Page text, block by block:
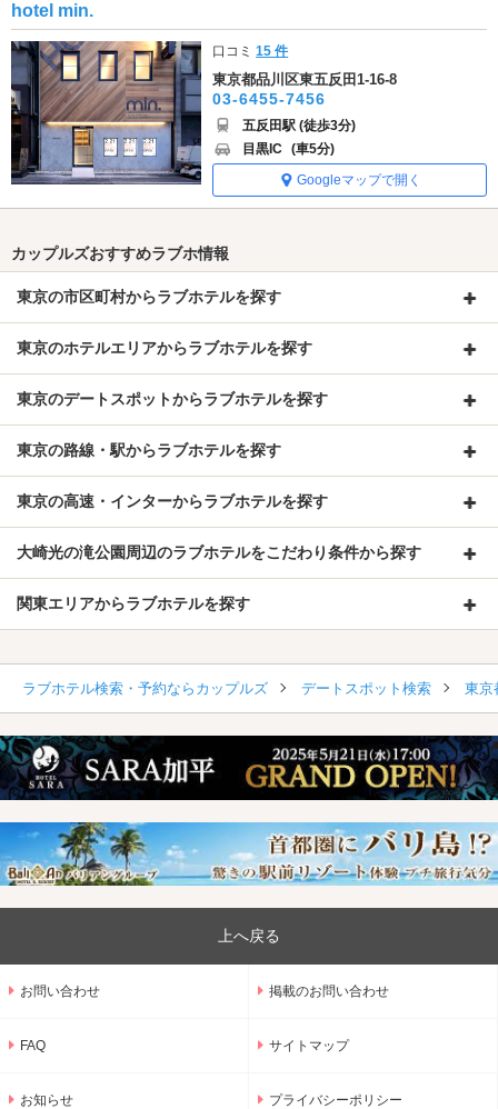
hotel min.
口コミ15 件
東京都品川区東五反田1-16-8
03-6455-7456
五反田駅 (徒歩3分)
目黒IC (車5分)
Googleマップで開く
カップルズおすすめラブホ情報
東京の市区町村からラブホテルを探す
東京のホテルエリアからラブホテルを探す
東京のデートスポットからラブホテルを探す
東京の路線・駅からラブホテルを探す
東京の高速・インターからラブホテルを探す
大崎光の滝公園周辺のラブホテルをこだわり条件から探す
関東エリアからラブホテルを探す
ラブホテル検索・予約ならカップルズ デートスポット検索 東京
上へ戻る
お問い合わせ 掲載のお問い合わせ
FAQ サイトマップ
お知らせ プライバシーポリシー